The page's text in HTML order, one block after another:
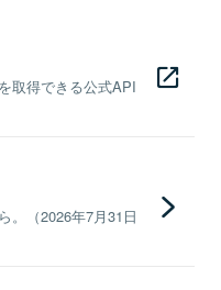
取得できる公式API
。（2026年7月31日